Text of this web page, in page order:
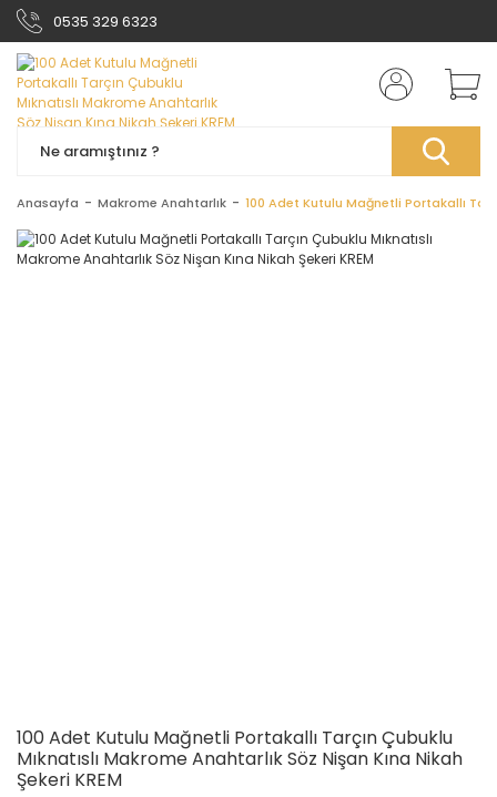
0535 329 6323
Anasayfa Makrome Anahtarlık 100 Adet Kutulu Mağnetli Portakallı
100 Adet Kutulu Mağnetli Portakallı Tarçın Çubuklu
Mıknatıslı Makrome Anahtarlık Söz Nişan Kına Nikah
Şekeri KREM